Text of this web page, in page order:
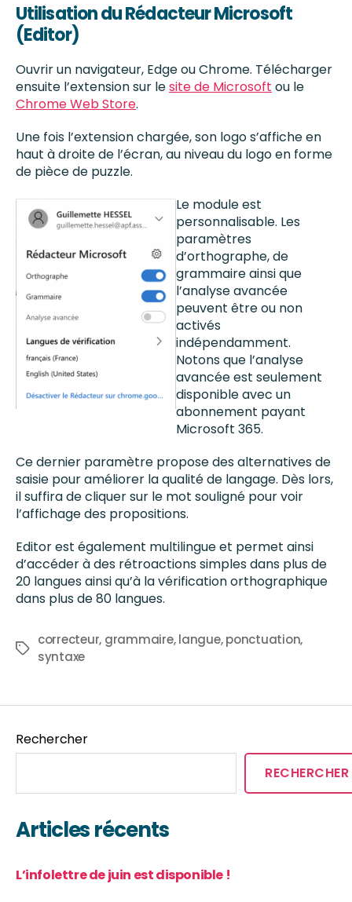
Utilisation du Rédacteur Microsoft
(Editor)
Ouvrir un navigateur, Edge ou Chrome. Télécharger
ensuite l’extension sur lesite de Microsoft ou le
Chrome Web Store.
Une fois l’extension chargée, son logo s’affiche en
haut à droite de l’écran, au niveau du logo en forme
de pièce de puzzle.
Le module est
personnalisable. Les
paramètres
d’orthographe, de
grammaire ainsi que
l’analyse avancée
peuvent être ou non
activés
indépendamment.
Notons que l’analyse
avancée est seulement
disponible avec un
abonnement payant
Microsoft 365.
Ce dernier paramètre propose des alternatives de
saisie pour améliorer la qualité de langage. Dès lors,
il suffira de cliquer sur le mot souligné pour voir
l’affichage des propositions.
Editor est également multilingue et permet ainsi
d’accéder à des rétroactions simples dans plus de
20 langues ainsi qu’à la vérification orthographique
dans plus de 80 langues.
correcteur, grammaire,langue,ponctuation,
syntaxe
Rechercher
RECHERCHER
Articles récents
L’infolettre de juin est disponible !